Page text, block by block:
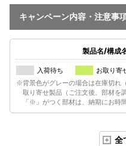
キャンペーン内容・注意事
製品名/構成
入荷待ち
お取り寄
※背景色がグレーの場合は在庫切れ
取り寄せ製品（ご注文後、部材を
「※」がつく部材は、納期にお時
全